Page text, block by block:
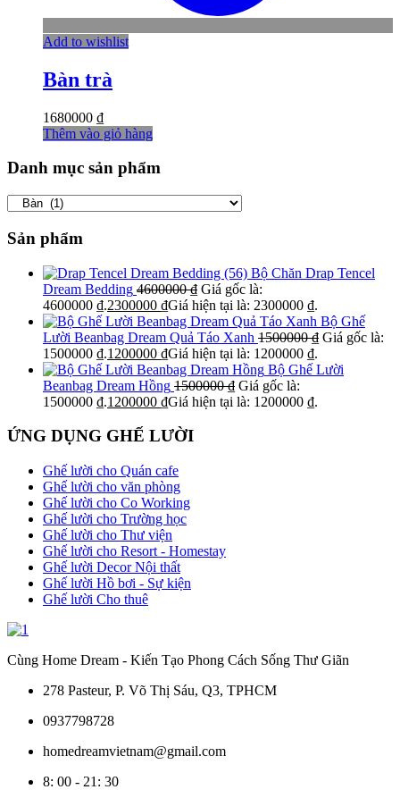
Add to wishlist
Bàn trà
1680000 ₫
Thêm vào giỏ hàng
Danh mục sản phẩm
Sản phẩm
Bộ Chăn Drap Tencel
Dream Bedding 4600000₫ Giá gốc là:
4600000 ₫.2300000 ₫Giá hiện tại là: 2300000 ₫.
Bộ Ghế
Lười Beanbag Dream Quả Táo Xanh 1500000₫ Giá gốc là:
1500000 ₫.1200000 ₫Giá hiện tại là: 1200000 ₫.
Bộ Ghế Lười
Beanbag Dream Hồng 1500000₫ Giá gốc là:
1500000 ₫.1200000 ₫Giá hiện tại là: 1200000 ₫.
ỨNG DỤNG GHẾ LƯỜI
Ghế lười cho Quán cafe
Ghế lười cho văn phòng
Ghế lười cho Co Working
Ghế lười cho Trường học
Ghế lười cho Thư viện
Ghế lười cho Resort - Homestay
Ghế lười Decor Nội thất
Ghế lười Hồ bơi - Sự kiện
Ghế lười Cho thuê
Cùng Home Dream - Kiến Tạo Phong Cách Sống Thư Giãn
278 Pasteur, P. Võ Thị Sáu, Q3, TPHCM
0937798728
homedreamvietnam@gmail.com
8: 00 - 21: 30